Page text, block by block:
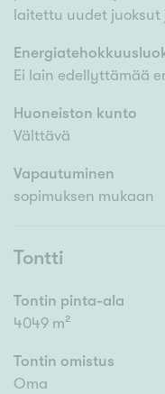
laitettu uudet
Ei lain edellyttämää
Huoneiston kunto
Välttävä
Vapautuminen
sopimuksen mukaan
Tontti
Tontin pinta-ala
4049 m²
Tontin omistus
Oma